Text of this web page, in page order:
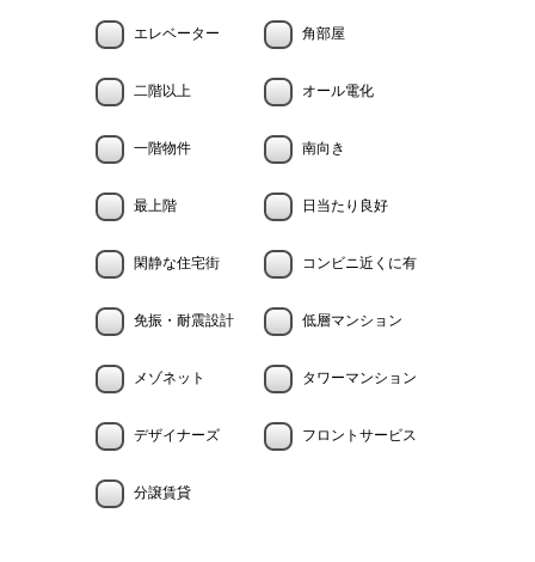
エレベーター 角部屋
二階以上 オール電化
一階物件 南向き
最上階 日当たり良好
閑静な住宅街 コンビニ近くに有
免振・耐震設計 低層マンション
メゾネット タワーマンション
デザイナーズ フロントサービス
分譲賃貸